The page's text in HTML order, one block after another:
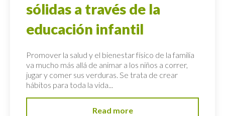
sólidas a través de la
educación infantil
Promover la salud y el bienestar físico de la familia
va mucho más allá de animar a los niños a correr,
jugar y comer sus verduras. Se trata de crear
hábitos para toda la vida...
Read more